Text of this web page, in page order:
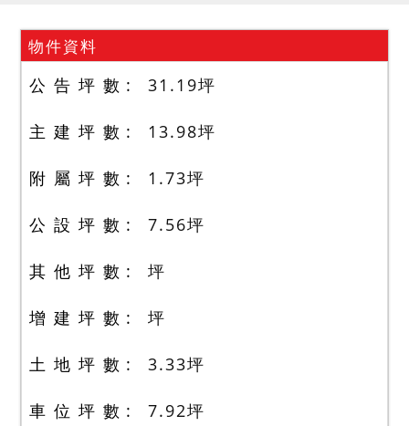
物件資料
公 告 坪 數 31.19坪
主 建 坪 數 13.98坪
附 屬 坪 數 1.73坪
公 設 坪 數 7.56坪
其 他 坪 數 坪
增 建 坪 數 坪
土 地 坪 數 3.33坪
車 位 坪 數 7.92坪